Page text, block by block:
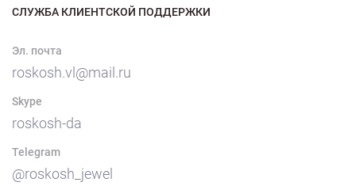
СЛУЖБА КЛИЕНТСКОЙ ПОДДЕРЖКИ
Эл. почта
roskosh.vl@mail.ru
Skype
roskosh-da
Telegram
@roskosh_jewel